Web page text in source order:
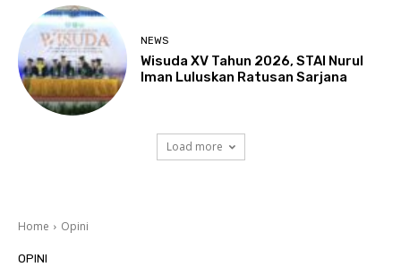
NEWS
Wisuda XV Tahun 2026, STAI Nurul
Iman Luluskan Ratusan Sarjana
Load more